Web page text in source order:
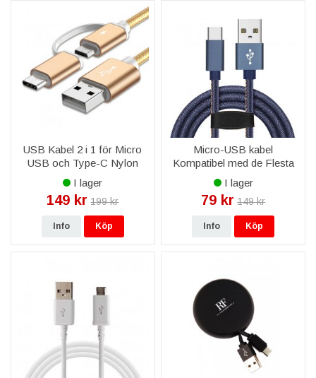
USB Kabel 2 i 1 för Micro
USB och Type-C Nylon
Flätad - Guld
I lager
149 kr 199 kr
Info Köp
Micro-USB kabel
Kompatibel med de Flesta
Smarttelefonerna
I lager
79 kr 149 kr
Info Köp